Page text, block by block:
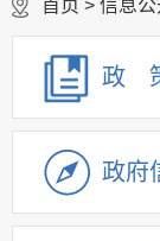
首页 > 信息公
政
政府